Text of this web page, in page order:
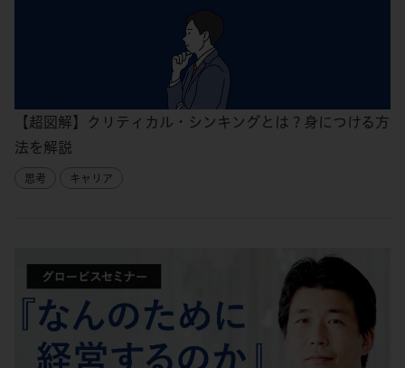
【超図解】クリティカル・シンキングとは？身につける方
法を解説
思考 キャリア